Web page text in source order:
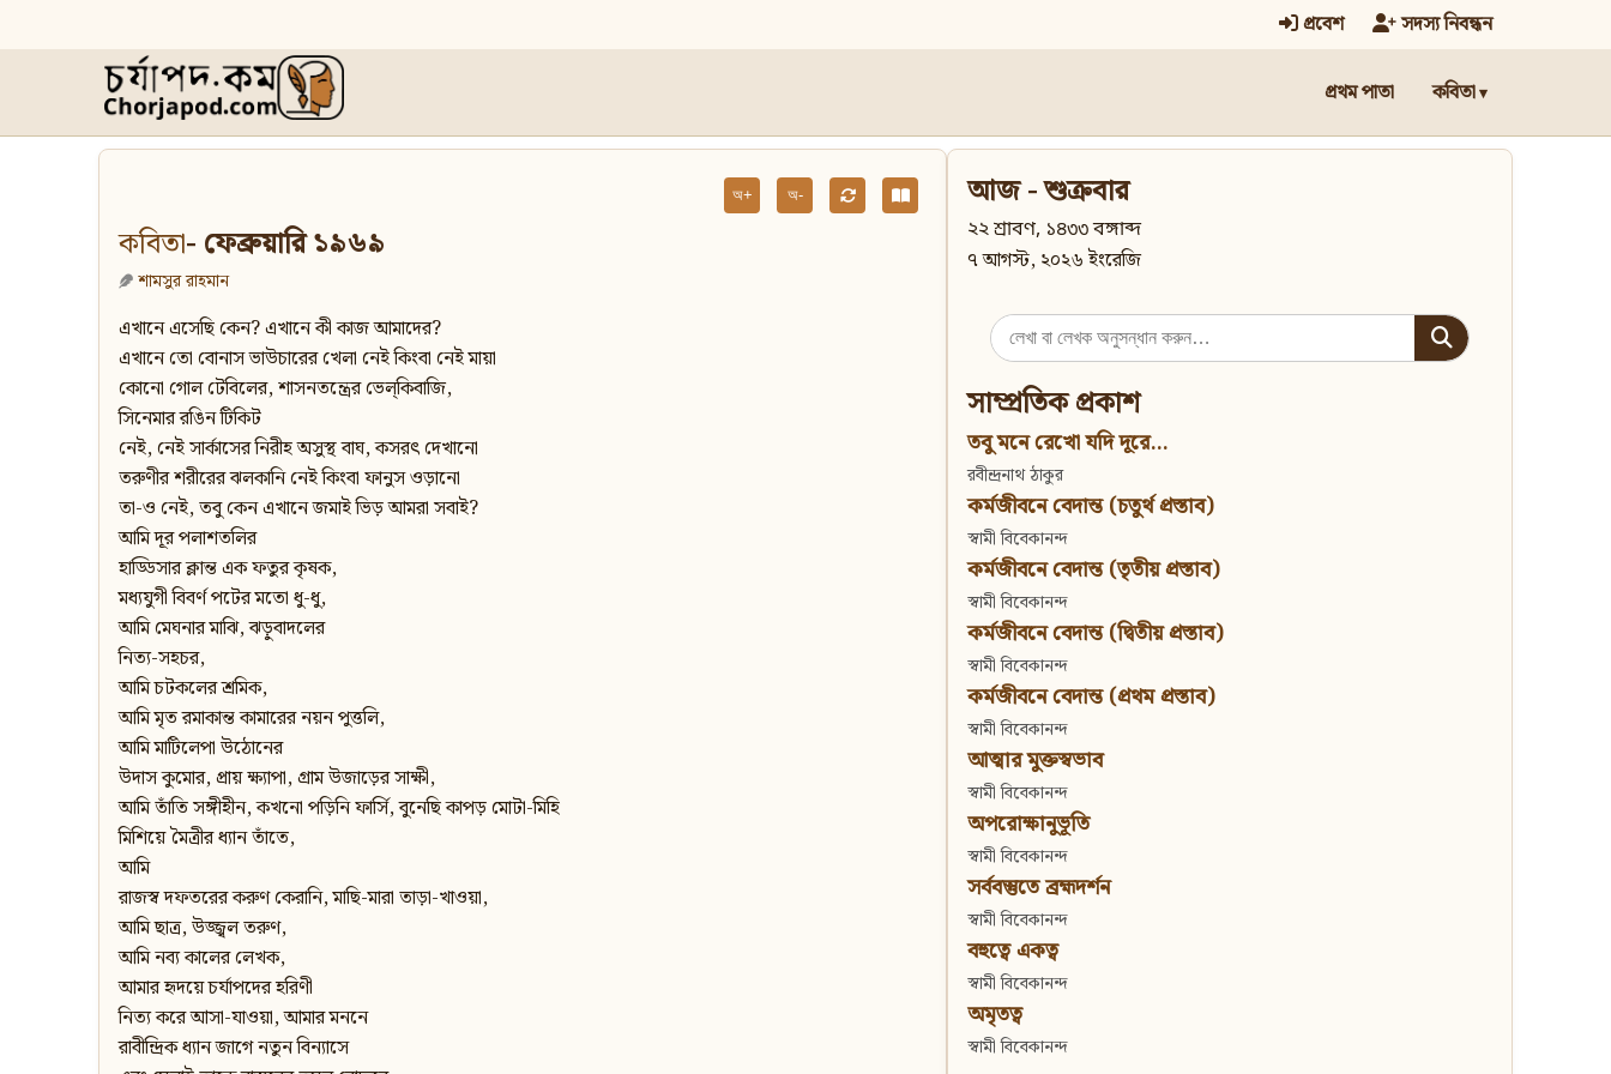
প্রবেশ সদস্য নিবন্ধন
প্রথম পাতা কবিতা
অ+ অ-
কবিতা- ফেব্রুয়ারি ১৯৬৯
শামসুর রাহমান
এখানে এসেছি কেন? এখানে কী কাজ আমাদের?
এখানে তো বোনাস ভাউচারের খেলা নেই কিংবা নেই মায়া
কোনো গোল টেবিলের, শাসনতন্ত্রের ভেল্‌কিবাজি,
সিনেমার রঙিন টিকিট
নেই, নেই সার্কাসের নিরীহ অসুস্থ বাঘ, কসরৎ দেখানো
তরুণীর শরীরের ঝলকানি নেই কিংবা ফানুস ওড়ানো
তা-ও নেই, তবু কেন এখানে জমাই ভিড় আমরা সবাই?
আমি দূর পলাশতলির
হাড্ডিসার ক্লান্ত এক ফতুর কৃষক,
মধ্যযুগী বিবর্ণ পটের মতো ধু-ধু,
আমি মেঘনার মাঝি, ঝড়ুবাদলের
নিত্য-সহচর,
আমি চটকলের শ্রমিক,
আমি মৃত রমাকান্ত কামারের নয়ন পুত্তলি,
আমি মাটিলেপা উঠোনের
উদাস কুমোর, প্রায় ক্ষ্যাপা, গ্রাম উজাড়ের সাক্ষী,
আমি তাঁতি সঙ্গীহীন, কখনো পড়িনি ফার্সি, বুনেছি কাপড় মোটা-মিহি
মিশিয়ে মৈত্রীর ধ্যান তাঁতে,
আমি
রাজস্ব দফতরের করুণ কেরানি, মাছি-মারা তাড়া-খাওয়া,
আমি ছাত্র, উজ্জ্বল তরুণ,
আমি নব্য কালের লেখক,
আমার হৃদয়ে চর্যাপদের হরিণী
নিত্য করে আসা-যাওয়া, আমার মননে
রাবীন্দ্রিক ধ্যান জাগে নতুন বিন্যাসে
আজ - শুক্রবার
২২ শ্রাবণ, ১৪৩৩ বঙ্গাব্দ
৭ আগস্ট, ২০২৬ ইংরেজি
Search
for:
সাম্প্রতিক প্রকাশ
তবু মনে রেখো যদি দূরে...
রবীন্দ্রনাথ ঠাকুর
কর্মজীবনে বেদান্ত (চতুর্থ প্রস্তাব)
স্বামী বিবেকানন্দ
কর্মজীবনে বেদান্ত (তৃতীয় প্রস্তাব)
স্বামী বিবেকানন্দ
কর্মজীবনে বেদান্ত (দ্বিতীয় প্রস্তাব)
স্বামী বিবেকানন্দ
কর্মজীবনে বেদান্ত (প্রথম প্রস্তাব)
স্বামী বিবেকানন্দ
আত্মার মুক্তস্বভাব
স্বামী বিবেকানন্দ
অপরোক্ষানুভূতি
স্বামী বিবেকানন্দ
সর্ববস্তুতে ব্রহ্মদর্শন
স্বামী বিবেকানন্দ
বহুত্বে একত্ব
স্বামী বিবেকানন্দ
অমৃতত্ব
স্বামী বিবেকানন্দ